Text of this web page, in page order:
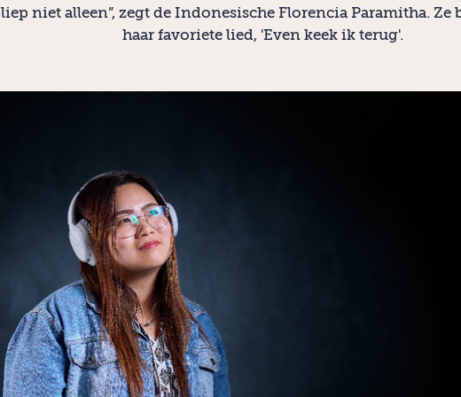
liep niet alleen”, zegt de Indonesische Florencia Paramitha. Ze
haar favoriete lied, 'Even keek ik terug'.